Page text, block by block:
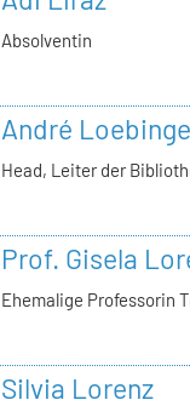
Absolventin
André
Head, Leiter der
Prof. Gisela
Ehemalige Professorin
Silvia Lorenz